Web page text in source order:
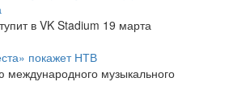
в VK Stadium 19 марта
покажет НТВ
международного музыкального